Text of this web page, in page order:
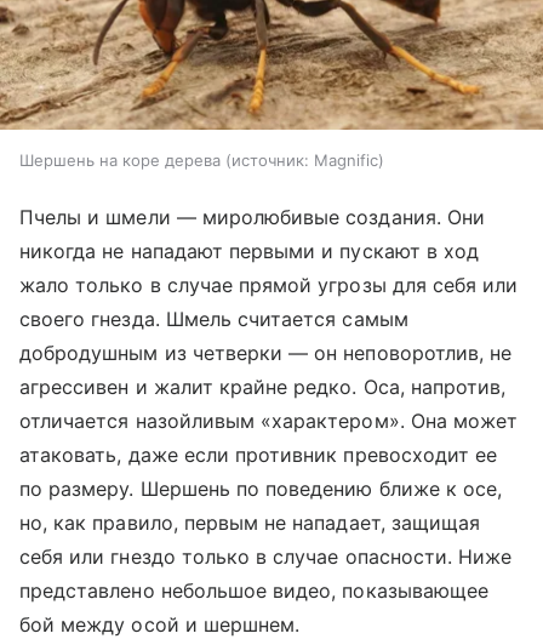
Шершень на коре дерева источник: Magnific
Пчелы и шмели — миролюбивые создания. Они
никогда не нападают первыми и пускают в ход
жало только в случае прямой угрозы для себя или
своего гнезда. Шмель считается самым
добродушным из четверки — он неповоротлив, не
агрессивен и жалит крайне редко. Оса, напротив,
отличается назойливым «характером». Она может
атаковать, даже если противник превосходит ее
по размеру. Шершень по поведению ближе к осе,
но, как правило, первым не нападает, защищая
себя или гнездо только в случае опасности. Ниже
представлено небольшое видео, показывающее
бой между осой и шершнем.